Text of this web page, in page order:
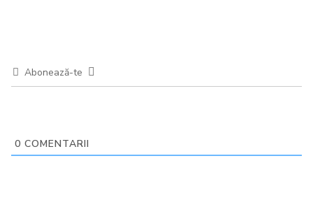
Abonează-te
0 COMENTARII